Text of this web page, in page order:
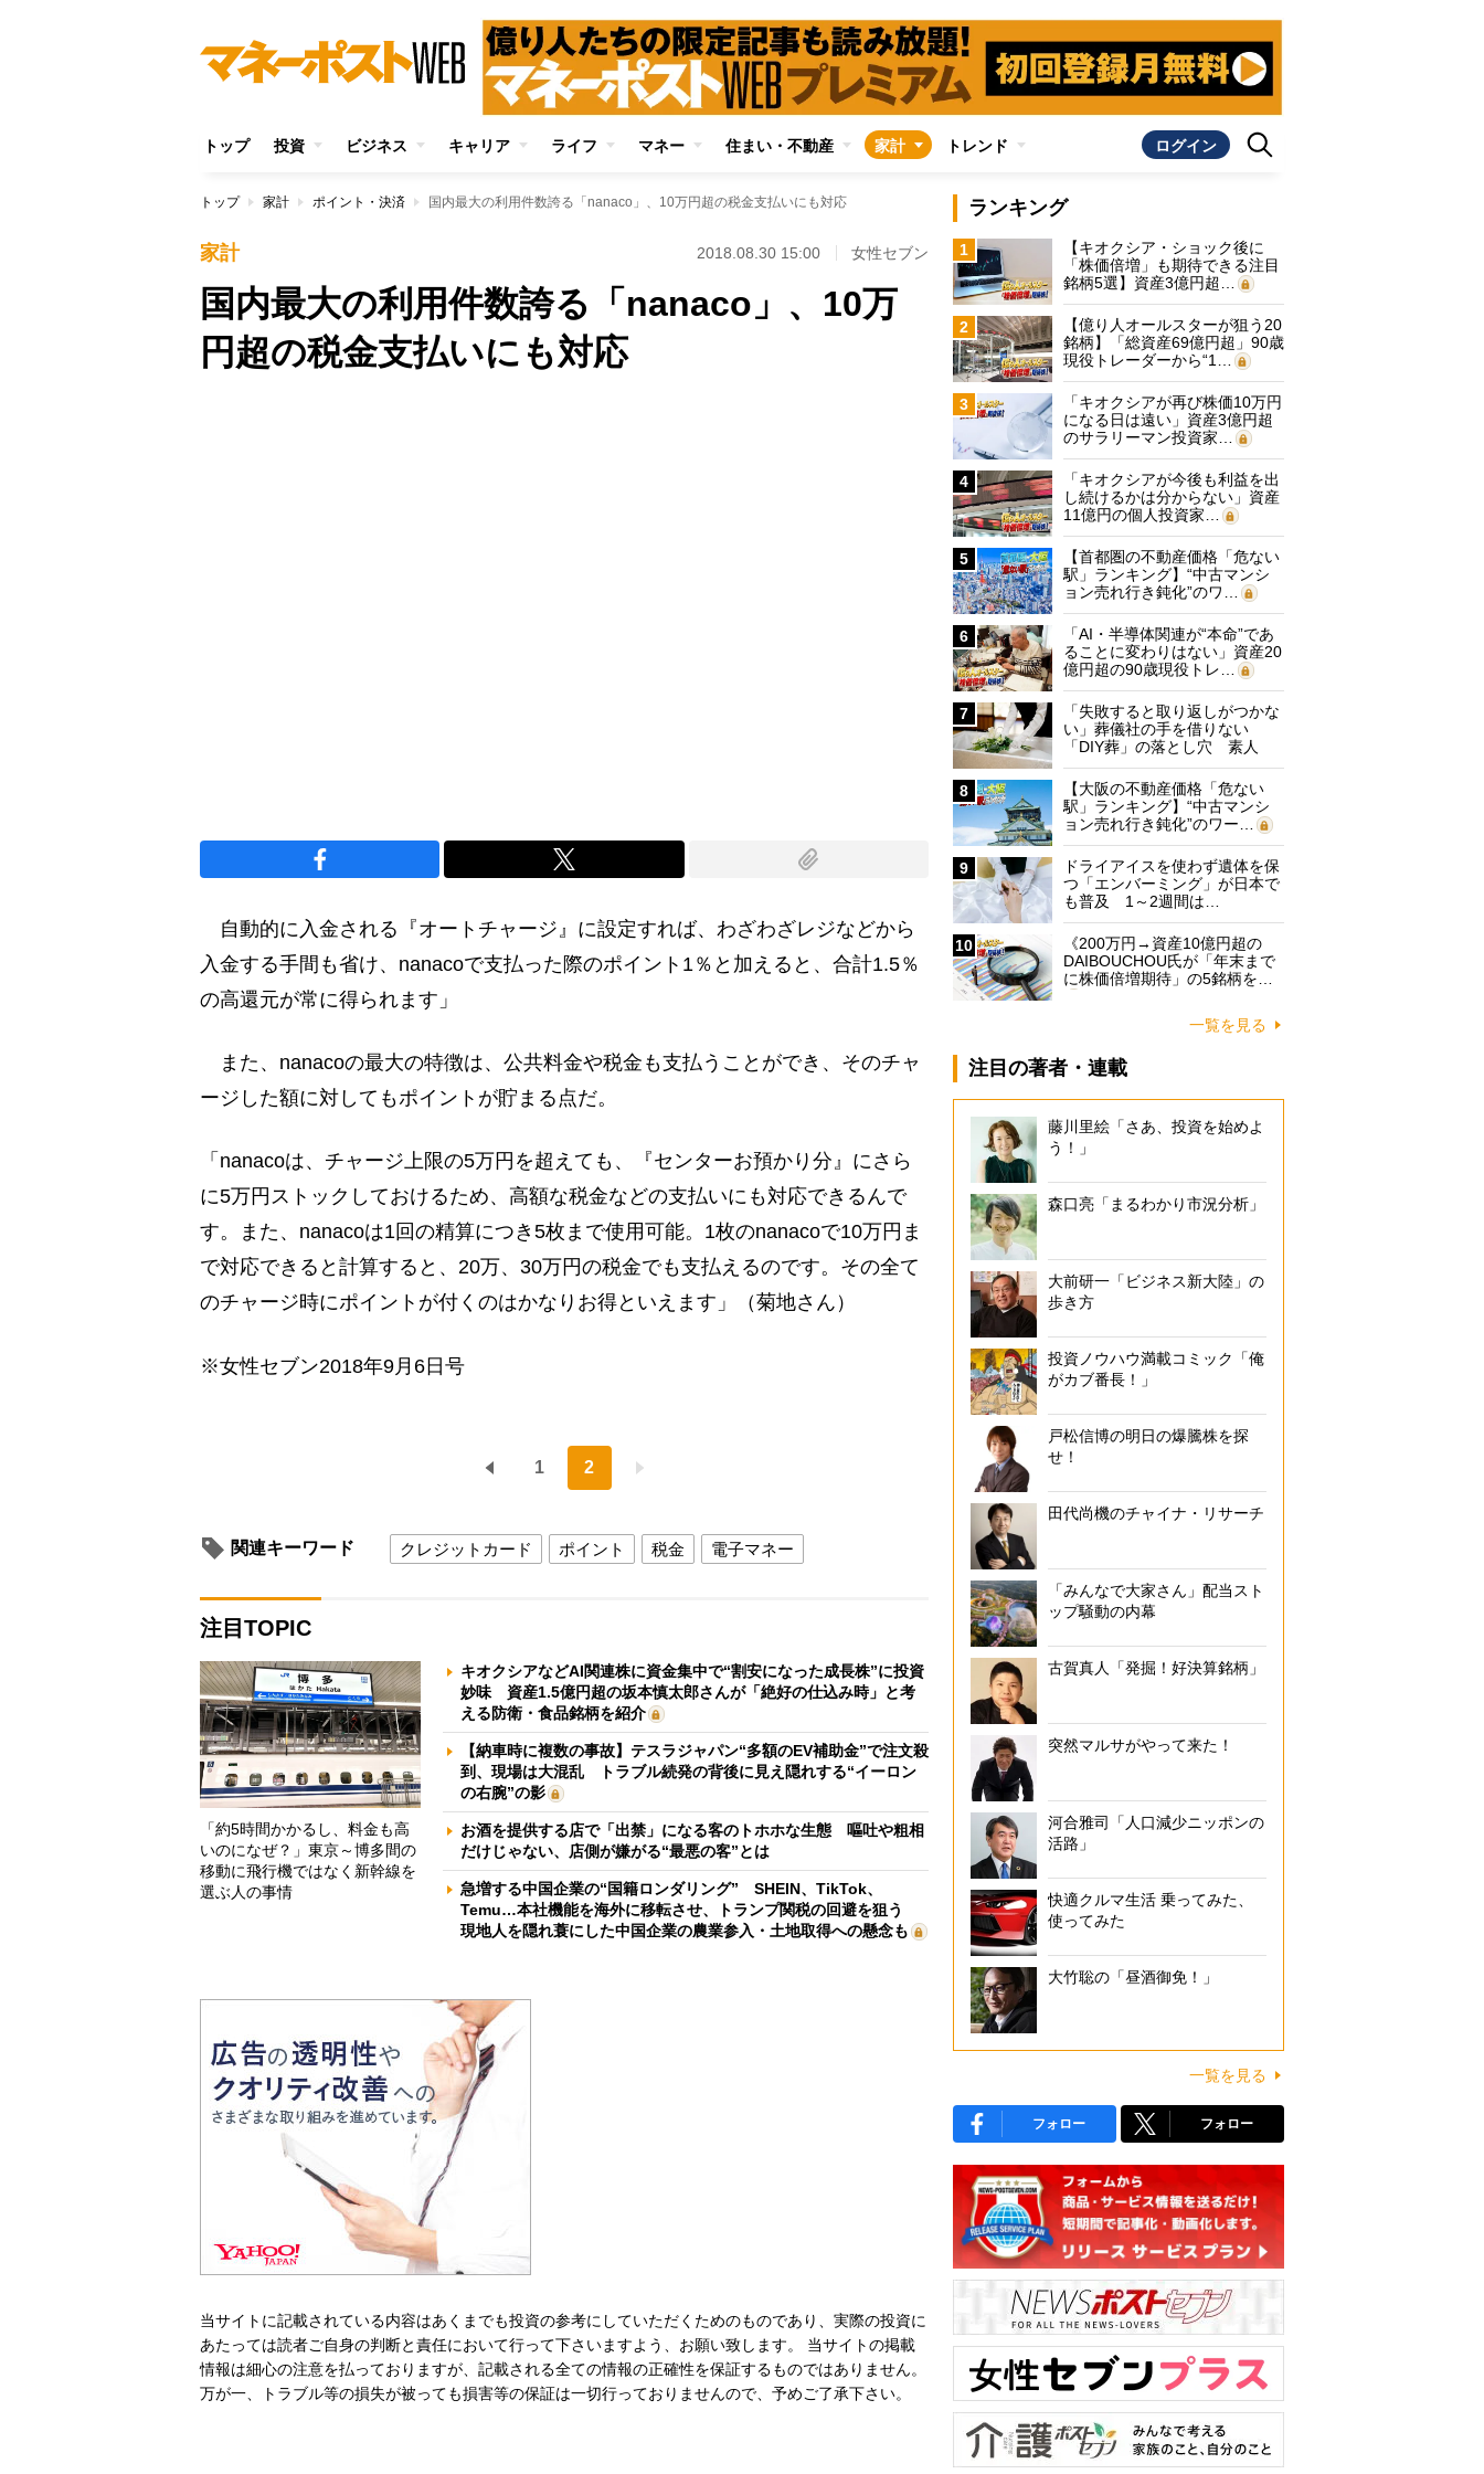
トップ 投資 ビジネス キャリア ライフ マネー 住まい・不動産 家計 トレンド ログイン
トップ 家計 ポイント・決済 国内最大の利用件数誇る「nanaco」、10万円超の税金支払いにも対応
家計 2018.08.30 15:00 女性セブン
国内最大の利用件数誇る「nanaco」、10万
円超の税金支払いにも対応
自動的に入金される『オートチャージ』に設定すれば、わざわざレジなどから
入金する手間も省け、nanacoで支払った際のポイント1％と加えると、合計1.5％
の高還元が常に得られます」
また、nanacoの最大の特徴は、公共料金や税金も支払うことができ、そのチャ
ージした額に対してもポイントが貯まる点だ。
「nanacoは、チャージ上限の5万円を超えても、『センターお預かり分』にさら
に5万円ストックしておけるため、高額な税金などの支払いにも対応できるんで
す。また、nanacoは1回の精算につき5枚まで使用可能。1枚のnanacoで10万円ま
で対応できると計算すると、20万、30万円の税金でも支払えるのです。その全て
のチャージ時にポイントが付くのはかなりお得といえます」（菊地さん）
※女性セブン2018年9月6日号
1 2
関連キーワード クレジットカード ポイント 税金 電子マネー
注目TOPIC
「約5時間かかるし、料金も高
いのになぜ？」東京～博多間の
移動に飛行機ではなく新幹線を
選ぶ人の事情
キオクシアなどAI関連株に資金集中で“割安になった成長株”に投資
妙味 資産1.5億円超の坂本慎太郎さんが「絶好の仕込み時」と考
える防衛・食品銘柄を紹介
【納車時に複数の事故】テスラジャパン“多額のEV補助金”で注文殺
到、現場は大混乱 トラブル続発の背後に見え隠れする“イーロン
の右腕”の影
お酒を提供する店で「出禁」になる客のトホホな生態 嘔吐や粗相
だけじゃない、店側が嫌がる“最悪の客”とは
急増する中国企業の“国籍ロンダリング” SHEIN、TikTok、
Temu…本社機能を海外に移転させ、トランプ関税の回避を狙う
現地人を隠れ蓑にした中国企業の農業参入・土地取得への懸念も
当サイトに記載されている内容はあくまでも投資の参考にしていただくためのものであり、実際の投資に
あたっては読者ご自身の判断と責任において行って下さいますよう、お願い致します。 当サイトの掲載
情報は細心の注意を払っておりますが、記載される全ての情報の正確性を保証するものではありません。
万が一、トラブル等の損失が被っても損害等の保証は一切行っておりませんので、予めご了承下さい。
ランキング
1
【キオクシア・ショック後に
「株価倍増」も期待できる注目
銘柄5選】資産3億円超…
2
【億り人オールスターが狙う20
銘柄】「総資産69億円超」90歳
現役トレーダーから“1…
3
「キオクシアが再び株価10万円
になる日は遠い」資産3億円超
のサラリーマン投資家…
4
「キオクシアが今後も利益を出
し続けるかは分からない」資産
11億円の個人投資家…
5
【首都圏の不動産価格「危ない
駅」ランキング】“中古マンシ
ョン売れ行き鈍化”のワ…
6
「AI・半導体関連が“本命”であ
ることに変わりはない」資産20
億円超の90歳現役トレ…
7
「失敗すると取り返しがつかな
い」葬儀社の手を借りない
「DIY葬」の落とし穴 素人
に…
8
【大阪の不動産価格「危ない
駅」ランキング】“中古マンシ
ョン売れ行き鈍化”のワー…
9
ドライアイスを使わず遺体を保
つ「エンバーミング」が日本で
も普及 1～2週間は…
10
《200万円→資産10億円超の
DAIBOUCHOU氏が「年末まで
に株価倍増期待」の5銘柄を…
一覧を見る
注目の著者・連載
藤川里絵「さあ、投資を始めよ
う！」
森口亮「まるわかり市況分析」
大前研一「ビジネス新大陸」の
歩き方
投資ノウハウ満載コミック「俺
がカブ番長！」
戸松信博の明日の爆騰株を探
せ！
田代尚機のチャイナ・リサーチ
「みんなで大家さん」配当スト
ップ騒動の内幕
古賀真人「発掘！好決算銘柄」
突然マルサがやって来た！
河合雅司「人口減少ニッポンの
活路」
快適クルマ生活 乗ってみた、
使ってみた
大竹聡の「昼酒御免！」
一覧を見る
フォロー フォロー